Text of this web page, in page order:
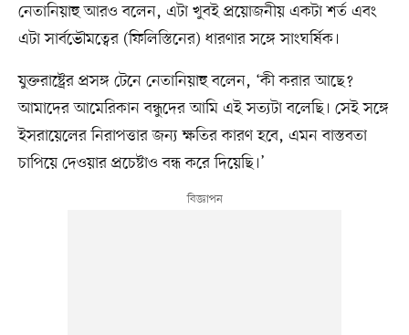
নেতানিয়াহু আরও বলেন, এটা খুবই প্রয়োজনীয় একটা শর্ত এবং
এটা সার্বভৌমত্বের (ফিলিস্তিনের) ধারণার সঙ্গে সাংঘর্ষিক।
যুক্তরাষ্ট্রের প্রসঙ্গ টেনে নেতানিয়াহু বলেন, ‘কী করার আছে?
আমাদের আমেরিকান বন্ধুদের আমি এই সত্যটা বলেছি। সেই সঙ্গে
ইসরায়েলের নিরাপত্তার জন্য ক্ষতির কারণ হবে, এমন বাস্তবতা
চাপিয়ে দেওয়ার প্রচেষ্টাও বন্ধ করে দিয়েছি।’